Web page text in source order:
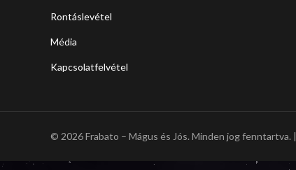
Rontáslevétel
Média
Kapcsolatfelvétel
© 2026 Frabato – Mágus és Jós. Minden jog fenntartva. |